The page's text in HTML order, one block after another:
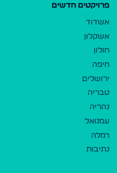
פרויקטים חדשים
אשדוד
אשקלון
חולון
חיפה
ירושלים
טבריה
נהריה
עמנואל
רמלה
נתיבות